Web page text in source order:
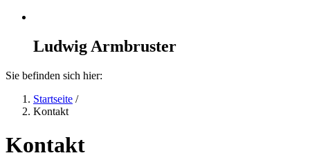
Ludwig Armbruster
Sie befinden sich hier:
Startseite /
Kontakt
Kontakt